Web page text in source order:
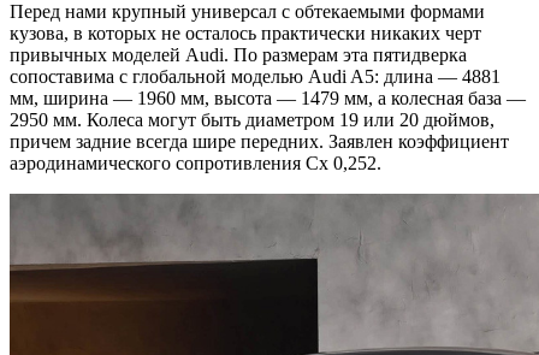
Перед нами крупный универсал с обтекаемыми формами
кузова, в которых не осталось практически никаких черт
привычных моделей Audi. По размерам эта пятидверка
сопоставима с глобальной моделью Audi A5: длина — 4881
мм, ширина — 1960 мм, высота — 1479 мм, а колесная база —
2950 мм. Колеса могут быть диаметром 19 или 20 дюймов,
причем задние всегда шире передних. Заявлен коэффициент
аэродинамического сопротивления Cx 0,252.